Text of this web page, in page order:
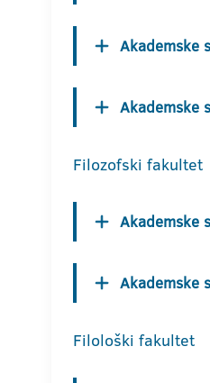
Akademske
Akademske
Filozofski fakultet
Akademske
Akademske
Filološki fakultet